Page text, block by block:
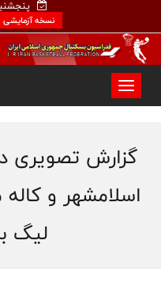
نسخه آزمایشی
گزارش تصویری
اسلامشهر و
لیگ